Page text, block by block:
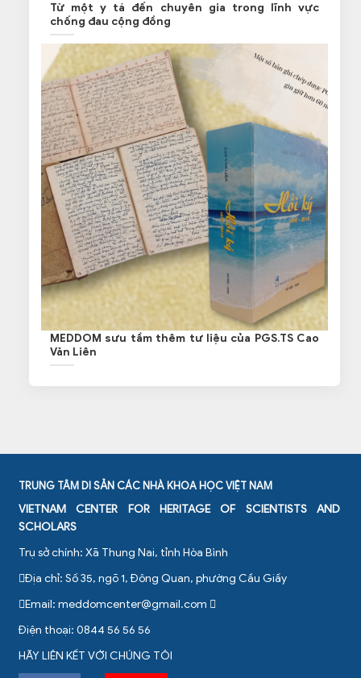
Từ một y tá đến chuyên gia trong lĩnh vực
chống đau cộng đồng
MEDDOM sưu tầm thêm tư liệu của PGS.TS Cao
Văn Liên
TRUNG TÂM DI SẢN CÁC NHÀ KHOA HỌC VIỆT NAM
VIETNAM CENTER FOR HERITAGE OF SCIENTISTS AND
SCHOLARS
Trụ sở chính: Xã Thung Nai, tỉnh Hòa Bình
Địa chỉ: Số 35, ngõ 1, Đông Quan, phường Cầu Giấy
Email: meddomcenter@gmail.com
Điện thoại: 0844 56 56 56
HÃY LIÊN KẾT VỚI CHÚNG TÔI